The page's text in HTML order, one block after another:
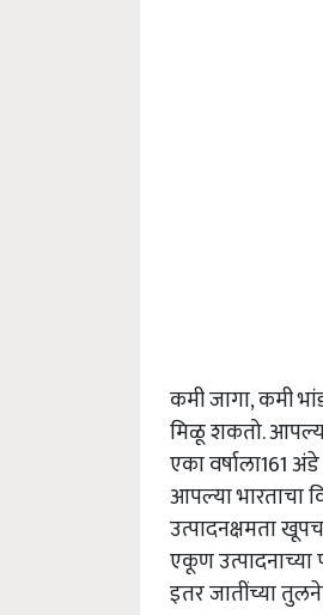
कमी जागा, कमी
मिळू शकतो.
एका वर्षाला161
आपल्या भारताचा
उत्पादनक्षमता
एकूण
इतर जातींच्या